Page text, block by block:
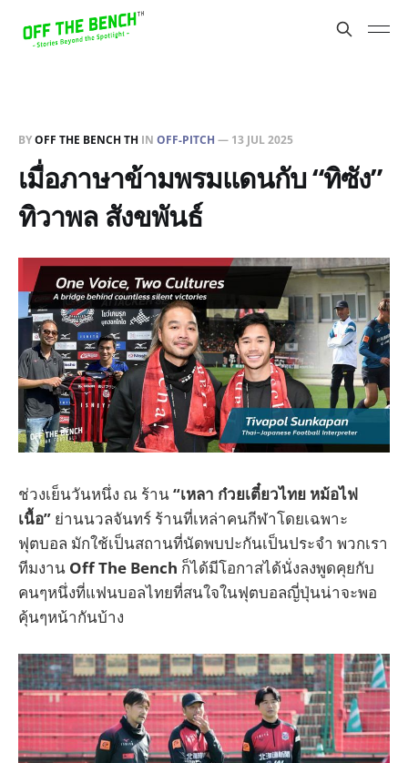
BYOFF THE BENCH TH IN OFF-PITCH — 13 JUL 2025
เมื่อภาษาข้ามพรมแดนกับ “ทิซัง”
ทิวาพล สังขพันธ์
ช่วงเย็นวันหนึ่ง ณ ร้าน“เหลา ก๋วยเตี๋ยวไทย หม้อไฟ
เนื้อ” ย่านนวลจันทร์ ร้านที่เหล่าคนกีฬาโดยเฉพาะ
ฟุตบอล มักใช้เป็นสถานที่นัดพบปะกันเป็นประจำ พวกเรา
ทีมงาน Off The Bench ก็ได้มีโอกาสได้นั่งลงพูดคุยกับ
คนๆหนึ่งที่แฟนบอลไทยที่สนใจในฟุตบอลญี่ปุ่นน่าจะพอ
คุ้นๆหน้ากันบ้าง